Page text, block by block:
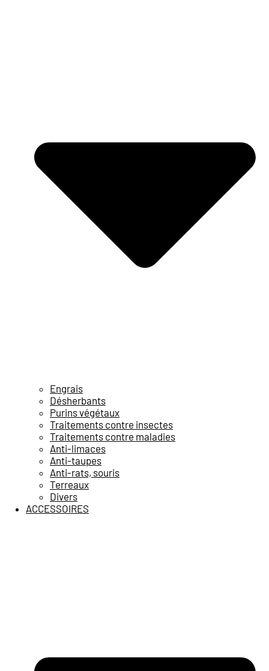
Engrais
Désherbants
Purins végétaux
Traitements contre insectes
Traitements contre maladies
Anti-limaces
Anti-taupes
Anti-rats, souris
Terreaux
Divers
ACCESSOIRES